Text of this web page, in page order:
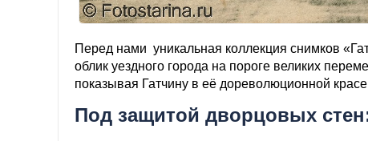
Перед нами уникальная коллекция снимков
облик уездного города на пороге великих
показывая Гатчину в её дореволюционной
Под защитой дворцовых